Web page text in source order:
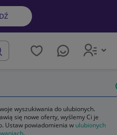
wyszukiwania do ulubionych.
się nowe oferty, wyślemy Ci je
Ustaw powiadomienia w ulubionych
.